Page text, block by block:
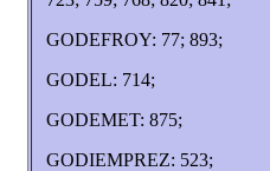
GODEFROY: 77; 893;
GODEL: 714;
GODEMET: 875;
GODIEMPREZ: 523;